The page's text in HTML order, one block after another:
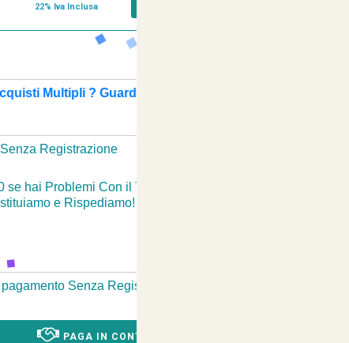
Disposizione
22% Iva Inclusa
Multipli ? Guarda Qui
Registrazione
se hai Problemi Con il Tuo Ordine? Passiamo a
e Rispediamo!
Senza Registrazione
PAGA IN CONTRASSEGNO